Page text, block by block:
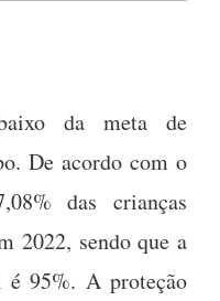
da meta de
De acordo com o
das crianças
2022, sendo que a
é 95%. A proteção